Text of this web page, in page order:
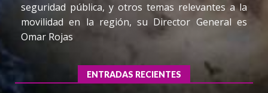
seguridad pública, y otros temas relevantes a la
movilidad en la región, su Director General es
Omar Rojas
ENTRADAS RECIENTES